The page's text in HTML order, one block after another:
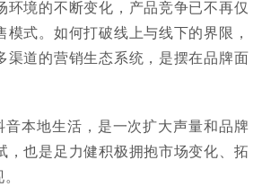
环境的不断变化，产品竞争已不再仅
模式。如何打破线上与线下的界限，
渠道的营销生态系统，是摆在品牌面
本地生活，是一次扩大声量和品牌
，也是足力健积极拥抱市场变化、拓